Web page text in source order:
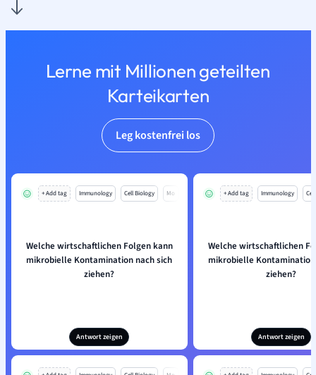
Lerne mit Millionen geteilten
Karteikarten
Leg kostenfrei los
+ Add tag Immunology Cell Biology Mo
Welche wirtschaftlichen Folgen kann
mikrobielle Kontamination nach sich
ziehen?
Antwort zeigen
+ Add tag Immunology
Welche wirtschaftlichen
mikrobielle Kontamination
ziehen?
Antwort zeigen